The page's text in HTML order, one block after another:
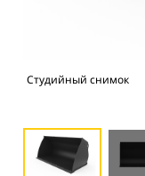
Студийный снимок